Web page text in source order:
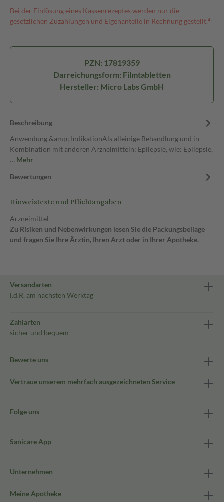
Bei der Einlösung eines Kassenrezeptes werden nur die
gesetzlichen Zuzahlungen und Eigenanteile in Rechnung gestellt.⁴
PZN: 17819359
Darreichungsform: Filmtabletten
Hersteller: Micro Labs GmbH
Beschreibung
Anwendung &amp; IndikationAls alleinige Behandlung und in
Kombination mit anderen Arzneimitteln: Epilepsie, wie: Epilepsie,
… Mehr
Bewertungen
Hinweistexte und Pflichtangaben
Arzneimittel
Zu Risiken und Nebenwirkungen lesen Sie die Packungsbeilage
und fragen Sie Ihre Ärztin, Ihren Arzt oder in Ihrer Apotheke.
Versandarten
i.d.R. am nächsten Werktag
Zahlarten
sicher und bequem
Bewerte uns
Vertraue unserem mehrfach ausgezeichneten Service
Folge uns
Sanicare App
Unternehmen
Meine Apotheke